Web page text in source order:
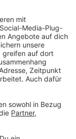
Portionen
Lisa Feller
es hier.